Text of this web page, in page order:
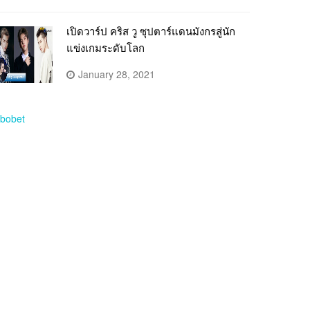
เปิดวาร์ป คริส วู ซุปตาร์แดนมังกรสู่นัก
แข่งเกมระดับโลก
January 28, 2021